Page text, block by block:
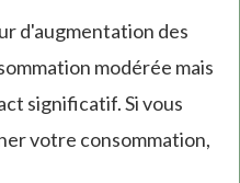
d'augmentation des
modérée mais
significatif. Si vous
votre consommation,